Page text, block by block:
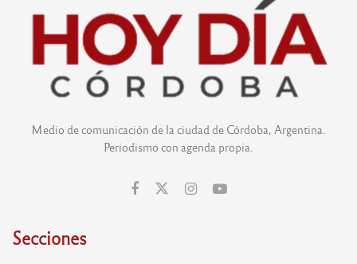
Medio de comunicación de la ciudad de Córdoba, Argentina.
Periodismo con agenda propia.
Secciones